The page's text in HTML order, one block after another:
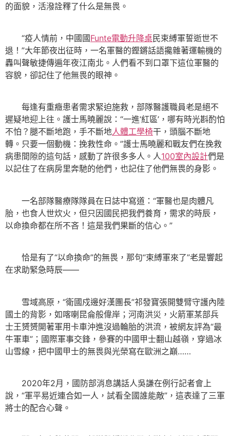
的面貌，活潑詮釋了什么是無畏。
“疫人情前，中國國Funte電動升降桌民束縛軍誓逝世不
退！”大年節夜出征時，一名軍醫的鏗鏘話語攙雜著運輸機的
轟叫聲敏捷傳遍年夜江南北。人們看不到口罩下這位軍醫的
容貌，卻記住了他無畏的眼神。
每逢有重癥患者需求緊迫施救，部隊醫護職員老是絕不
遲疑地迎上往。護士馬曉麗說：“一進‘紅區’，哪有時光斟酌怕
不怕？腿不斷地跑，手不斷地人體工學椅干，頭腦不斷地
轉。只要一個動機：挽救性命。”護士馬曉麗和戰友們在挽救
病患間隙的這句話，感動了許很多多人。人100室內設計們是
以記住了在病房里奔馳的他們，也記住了他們無畏的身影。
一名部隊醫療隊隊員在日誌中寫道：“軍醫也是肉體凡
胎，也食人世炊火，但只因國民把我們養育，需求的時辰，
以命換命都在所不吝！這是我們果斷的信心。”
恰是有了“以命換命”的無畏，那句“束縛軍來了”老是響起
在求助緊急時辰——
雪域高原，“衛國戍邊好漢團長”祁發寶張開雙臂守護內陸
國土的背影，如喀喇昆侖般偉岸；河南洪災，火箭軍某部兵
士王赟赟開著軍用卡車沖進沒過輪胎的洪流，被網友評為“最
牛軍車”；國際軍事交鋒，參賽的中國甲士翻山越嶺，穿過冰
山雪線，把中國甲士的無畏與光榮寫在歐洲之巔……
2020年2月，國防部消息講話人吳謙在例行記者會上
說，“軍平易近連合如一人，試看全國誰能敵”，這表達了三軍
將士的配合心聲。